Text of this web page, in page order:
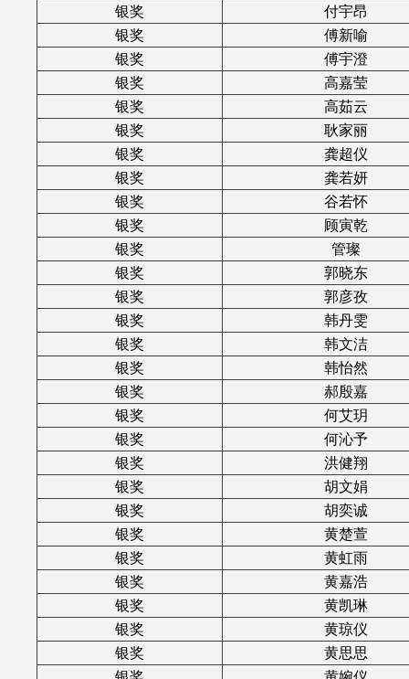
银奖
付宇昂
银奖
傅新喻
银奖
傅宇澄
银奖
高嘉莹
银奖
高茹云
银奖
耿家丽
银奖
龚超仪
银奖
龚若妍
银奖
谷若怀
银奖
顾寅乾
银奖
管璨
银奖
郭晓东
银奖
郭彦孜
银奖
韩丹雯
银奖
韩文洁
银奖
韩怡然
银奖
郝殷嘉
银奖
何艾玥
银奖
何沁予
银奖
洪健翔
银奖
胡文娟
银奖
胡奕诚
银奖
黄楚萱
银奖
黄虹雨
银奖
黄嘉浩
银奖
黄凯琳
银奖
黄琼仪
银奖
黄思思